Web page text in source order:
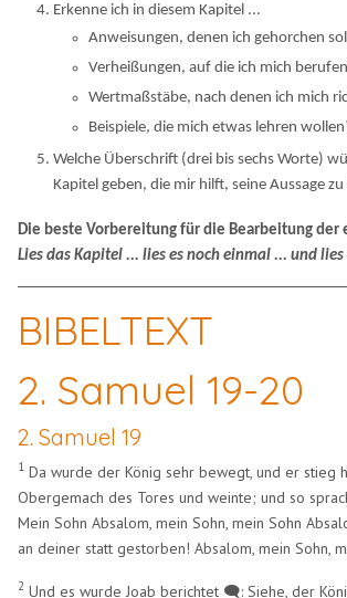
Erkenne ich in diesem Kapitel ...
Anweisungen, denen ich gehorchen
Verheißungen, auf die ich mich
Wertmaßstäbe, nach denen ich mich
Beispiele, die mich etwas lehren
Welche Überschrift (drei bis sechs Worte)
Kapitel geben, die mir hilft, seine Aussage
Die beste Vorbereitung für die Bearbeitung der
Lies das Kapitel ... lies es noch einmal ... und
BIBELTEXT
2. Samuel 19-20
2. Samuel 19
1 Da wurde der König sehr bewegt, und er stieg
Obergemach des Tores und weinte; und so
Mein Sohn Absalom, mein Sohn, mein Sohn
an deiner statt gestorben! Absalom, mein Sohn,
2 Und es wurde Joab berichtet 🗨️: Siehe, der